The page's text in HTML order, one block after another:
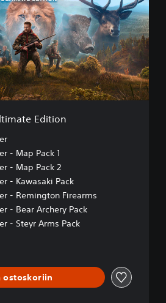
Edition
- Map Pack 1
- Map Pack 2
- Kawasaki Pack
- Remington Firearms
- Bear Archery Pack
- Steyr Arms Pack
ostoskoriin